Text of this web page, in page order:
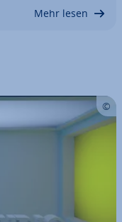
Mehr lesen